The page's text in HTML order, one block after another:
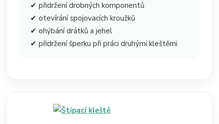
✔ přidržení drobných komponentů
✔ otevírání spojovacích kroužků
✔ ohýbání drátků a jehel
✔ přidržení šperku při práci druhými kleštěmi